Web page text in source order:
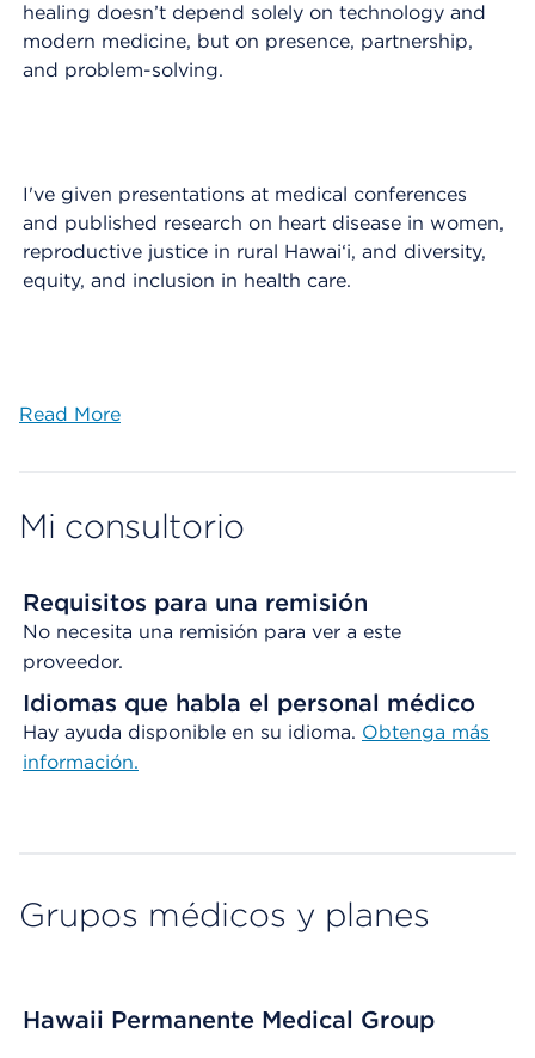
healing doesn’t depend solely on technology and
modern medicine, but on presence, partnership,
and problem-solving.
I've given presentations at medical conferences
and published research on heart disease in women,
reproductive justice in rural Hawai‘i, and diversity,
equity, and inclusion in health care.
Read More
Mi consultorio
Requisitos para una remisión
No necesita una remisión para ver a este
proveedor.
Idiomas que habla el personal médico
Hay ayuda disponible en su idioma. Obtenga más
información.
Grupos médicos y planes
Hawaii Permanente Medical Group